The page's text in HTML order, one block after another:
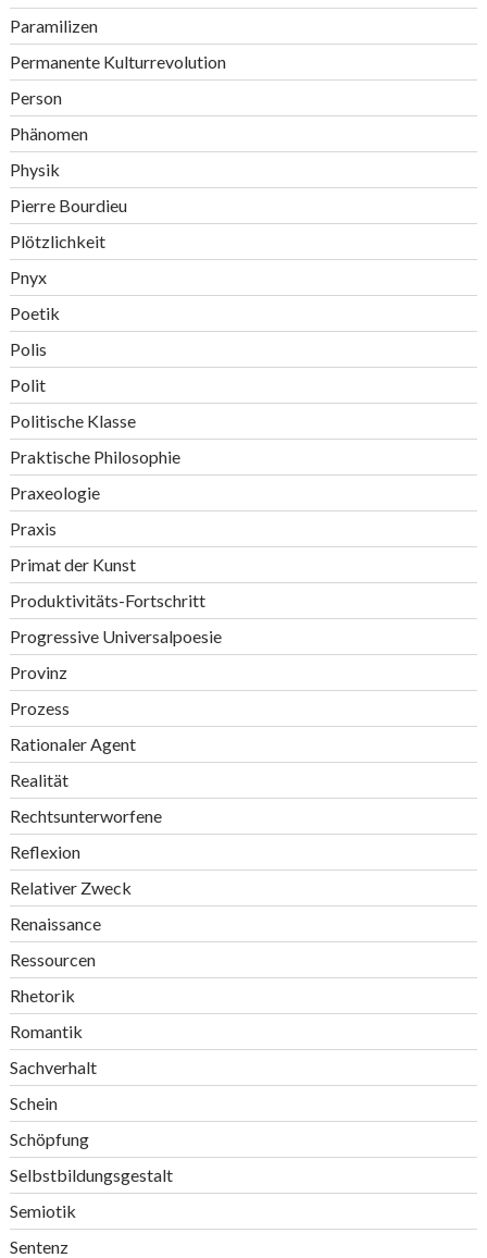
Paramilizen
Permanente Kulturrevolution
Person
Phänomen
Physik
Pierre Bourdieu
Plötzlichkeit
Pnyx
Poetik
Polis
Polit
Politische Klasse
Praktische Philosophie
Praxeologie
Praxis
Primat der Kunst
Produktivitäts-Fortschritt
Progressive Universalpoesie
Provinz
Prozess
Rationaler Agent
Realität
Rechtsunterworfene
Reflexion
Relativer Zweck
Renaissance
Ressourcen
Rhetorik
Romantik
Sachverhalt
Schein
Schöpfung
Selbstbildungsgestalt
Semiotik
Sentenz